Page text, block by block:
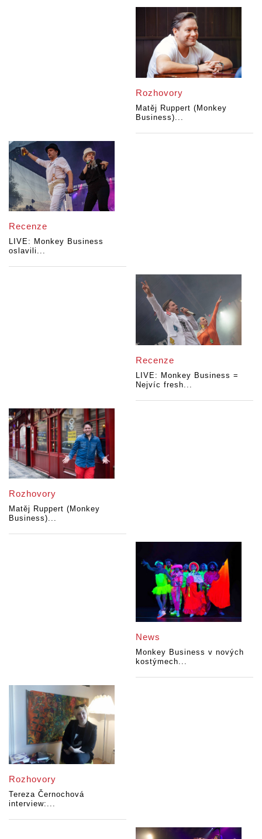
Rozhovory
Matěj Ruppert (Monkey
Business)...
Recenze
LIVE: Monkey Business
oslavili...
Recenze
LIVE: Monkey Business =
Nejvíc fresh...
Rozhovory
Matěj Ruppert (Monkey
Business)...
News
Monkey Business v nových
kostýmech...
Rozhovory
Tereza Černochová
interview:...